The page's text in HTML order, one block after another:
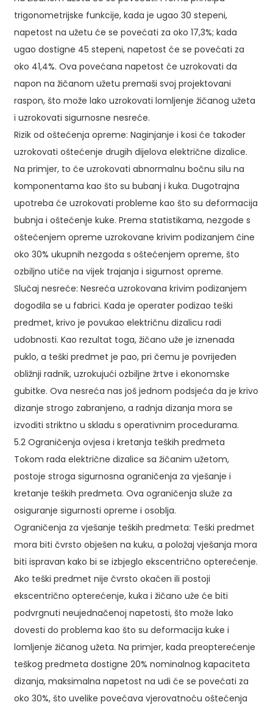
trigonometrijske funkcije, kada je ugao 30 stepeni,
napetost na užetu će se povećati za oko 17,3%; kada
ugao dostigne 45 stepeni, napetost će se povećati za
oko 41,4%. Ova povećana napetost će uzrokovati da
napon na žičanom užetu premaši svoj projektovani
raspon, što može lako uzrokovati lomljenje žičanog užeta
i uzrokovati sigurnosne nesreće.
Rizik od oštećenja opreme: Naginjanje i kosi će također
uzrokovati oštećenje drugih dijelova električne dizalice.
Na primjer, to će uzrokovati abnormalnu bočnu silu na
komponentama kao što su bubanj i kuka. Dugotrajna
upotreba će uzrokovati probleme kao što su deformacija
bubnja i oštećenje kuke. Prema statistikama, nezgode s
oštećenjem opreme uzrokovane krivim podizanjem čine
oko 30% ukupnih nezgoda s oštećenjem opreme, što
ozbiljno utiče na vijek trajanja i sigurnost opreme.
Slučaj nesreće: Nesreća uzrokovana krivim podizanjem
dogodila se u fabrici. Kada je operater podizao teški
predmet, krivo je povukao električnu dizalicu radi
udobnosti. Kao rezultat toga, žičano uže je iznenada
puklo, a teški predmet je pao, pri čemu je povrijeđen
obližnji radnik, uzrokujući ozbiljne žrtve i ekonomske
gubitke. Ova nesreća nas još jednom podsjeća da je krivo
dizanje strogo zabranjeno, a radnja dizanja mora se
izvoditi striktno u skladu s operativnim procedurama.
5.2 Ograničenja ovjesa i kretanja teških predmeta
Tokom rada električne dizalice sa žičanim užetom,
postoje stroga sigurnosna ograničenja za vješanje i
kretanje teških predmeta. Ova ograničenja služe za
osiguranje sigurnosti opreme i osoblja.
Ograničenja za vješanje teških predmeta: Teški predmet
mora biti čvrsto obješen na kuku, a položaj vješanja mora
biti ispravan kako bi se izbjeglo ekscentrično opterećenje.
Ako teški predmet nije čvrsto okačen ili postoji
ekscentrično opterećenje, kuka i žičano uže će biti
podvrgnuti neujednačenoj napetosti, što može lako
dovesti do problema kao što su deformacija kuke i
lomljenje žičanog užeta. Na primjer, kada preopterećenje
teškog predmeta dostigne 20% nominalnog kapaciteta
dizanja, maksimalna napetost na udi će se povećati za
oko 30%, što uvelike povećava vjerovatnoću oštećenja